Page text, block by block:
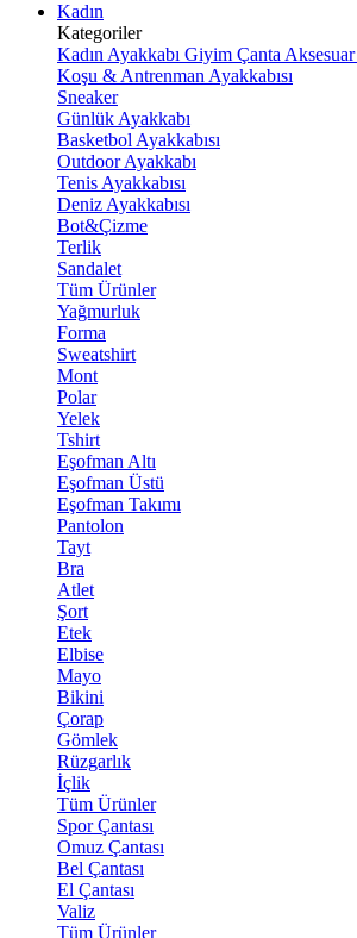
Kadın
Kategoriler
Kadın Ayakkabı Giyim Çanta Aksesuar
Koşu & Antrenman Ayakkabısı
Sneaker
Günlük Ayakkabı
Basketbol Ayakkabısı
Outdoor Ayakkabı
Tenis Ayakkabısı
Deniz Ayakkabısı
Bot&Çizme
Terlik
Sandalet
Tüm Ürünler
Yağmurluk
Forma
Sweatshirt
Mont
Polar
Yelek
Tshirt
Eşofman Altı
Eşofman Üstü
Eşofman Takımı
Pantolon
Tayt
Bra
Atlet
Şort
Etek
Elbise
Mayo
Bikini
Çorap
Gömlek
Rüzgarlık
İçlik
Tüm Ürünler
Spor Çantası
Omuz Çantası
Bel Çantası
El Çantası
Valiz
Tüm Ürünler